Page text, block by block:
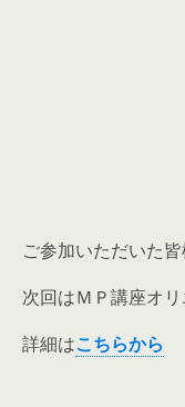
ご参加いただいた
次回はＭＰ講座オリ
詳細はこちらから